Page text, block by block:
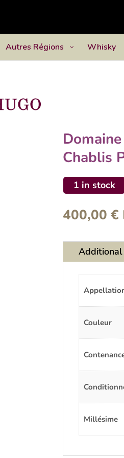
Autres Régions Whisky
Chablis
1 in stock
400,00 €
Couleur
Millésime